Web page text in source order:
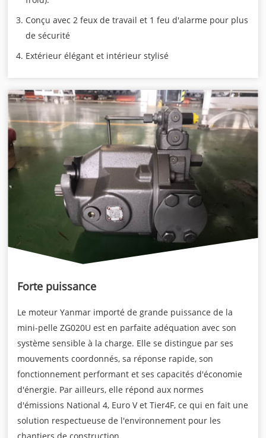
Conçu avec 2 feux de travail et 1 feu d'alarme pour plus
de sécurité
Extérieur élégant et intérieur stylisé
Forte puissance
Le moteur Yanmar importé de grande puissance de la
mini-pelle ZG020U est en parfaite adéquation avec son
système sensible à la charge. Elle se distingue par ses
mouvements coordonnés, sa réponse rapide, son
fonctionnement performant et ses capacités d'économie
d'énergie. Par ailleurs, elle répond aux normes
d'émissions National 4, Euro V et Tier4F, ce qui en fait une
solution respectueuse de l'environnement pour les